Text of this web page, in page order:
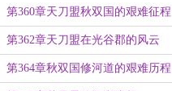
第360章天刀盟秋双国的艰难征程
第362章天刀盟在光谷郡的风云
第364章秋双国修河道的艰难历程